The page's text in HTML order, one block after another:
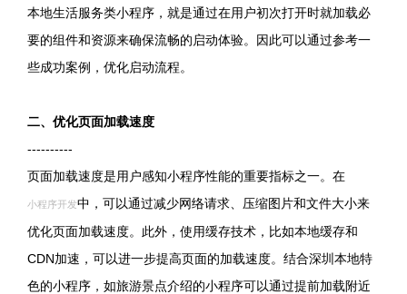
本地生活服务类小程序，就是通过在用户初次打开时就加载必
要的组件和资源来确保流畅的启动体验。因此可以通过参考一
些成功案例，优化启动流程。
二、优化页面加载速度
----------
页面加载速度是用户感知小程序性能的重要指标之一。在
小程序开发中，可以通过减少网络请求、压缩图片和文件大小来
优化页面加载速度。此外，使用缓存技术，比如本地缓存和
CDN加速，可以进一步提高页面的加载速度。结合深圳本地特
色的小程序，如旅游景点介绍的小程序可以通过提前加载附近